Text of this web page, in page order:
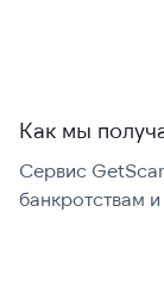
Как мы
Сервис
банкротствам